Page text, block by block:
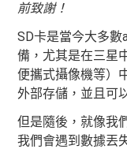
前致謝！
SD卡是當今大多數
備，尤其是在三星
便攜式攝像機等）
外部存儲，並且可
但是隨後，就像我
我們會遇到數據丟